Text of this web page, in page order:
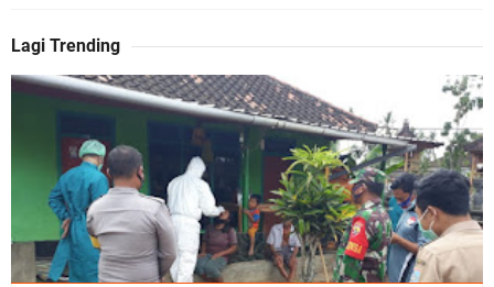
Lagi Trending